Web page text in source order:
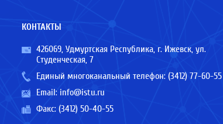
КОНТАКТЫ
426069, Удмуртская Республика, г. Ижевск, ул.
Студенческая, 7
Единый многоканальный телефон: (3412) 77-60-55
Email: info@istu.ru
Факс: (3412) 50-40-55